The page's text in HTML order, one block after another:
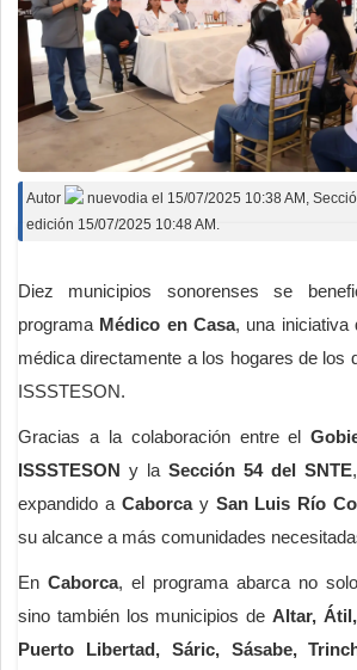
Autor nuevodia el 15/07/2025 10:38 AM ,
edición 15/07/2025 10:48 AM.
Diez municipios sonorenses se
programa Médico en Casa, una iniciativa
médica directamente a los hogares de los
ISSSTESON.
Gracias a la colaboración entre el
ISSSTESON y la Sección 54 del SNTE
expandido a Caborcay San Luis Río
su alcance a más comunidades
En Caborca, el programa abarca no
sino también los municipios de Altar,
Puerto Libertad, Sáric, Sásabe,